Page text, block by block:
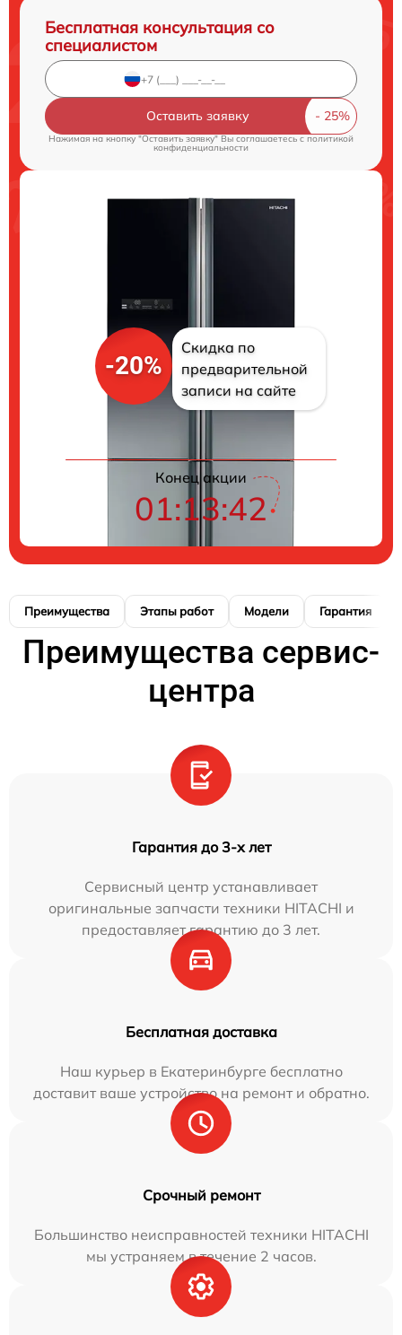
Бесплатная консультация со
специалистом
Оставить заявку
Нажимая на кнопку "Оставить заявку" Вы соглашаетесь cполитикой
конфиденциальности
-20%
Скидка по
предварительной
записи на сайте
Конец акции
01:13:42
Преимущества Этапы работ Модели Гарантия
Преимущества сервис-
центра
Гарантия до 3-х лет
Сервисный центр устанавливает
оригинальные запчасти техники HITACHI и
предоставляет гарантию до 3 лет.
Бесплатная доставка
Наш курьер в Екатеринбурге бесплатно
доставит ваше устройство на ремонт и обратно.
Срочный ремонт
Большинство неисправностей техники HITACHI
мы устраняем в течение 2 часов.